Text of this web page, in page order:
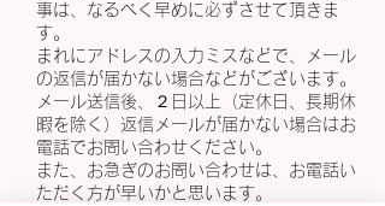
事は、なるべく早めに必ずさせて頂きま
す。
まれにアドレスの入力ミスなどで、メール
の返信が届かない場合などがございます。
メール送信後、２日以上（定休日、長期休
暇を除く）返信メールが届かない場合はお
電話でお問い合わせください。
また、お急ぎのお問い合わせは、お電話い
ただく方が早いかと思います。